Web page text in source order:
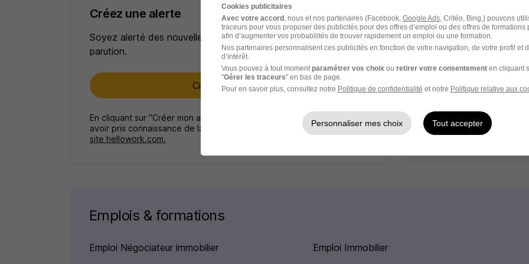
Créez une alerte
Soyez alerté des nouvelles offres pour cette recherche dès leur
parution.
Créer mon alerte
En cliquant sur "Créer mon alerte", vous acceptez les CGU
avoir pris connaissance de la
politique de protection des données du
site hellowork.com.
Élargissez votre
Emploi Négociateur
Emploi à Roanne
Emplois & formations
Emploi Négociateur immobilier Emploi Immobilier
Cookies publicitaires
Avec votre accord , nous et nos partenaires (Facebook, Google Ads, Critéo, Bing,) pouvons
traceurs pour vous proposer des publicités pour des offres d’emploi ou des offres de formations
afin d’augmenter vos probabilités de trouver rapidement un emploi ou une formation.
Nos partenaires personnalisent ces publicités en fonction de votre navigation, de votre profil et
d’intérêt.
Vous pouvez à tout momentparamétrer vos choixou retirer votre consentementen cliquant
"Gérer les traceurs" en bas de page.
Pour en savoir plus, consultez notre Politique de confidentialité et notre Politique relative aux
Personnaliser mes choix Tout accepter